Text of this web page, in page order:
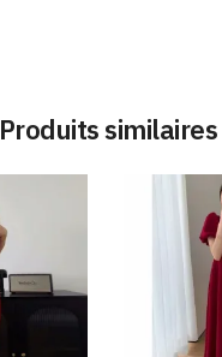
Produits similaires